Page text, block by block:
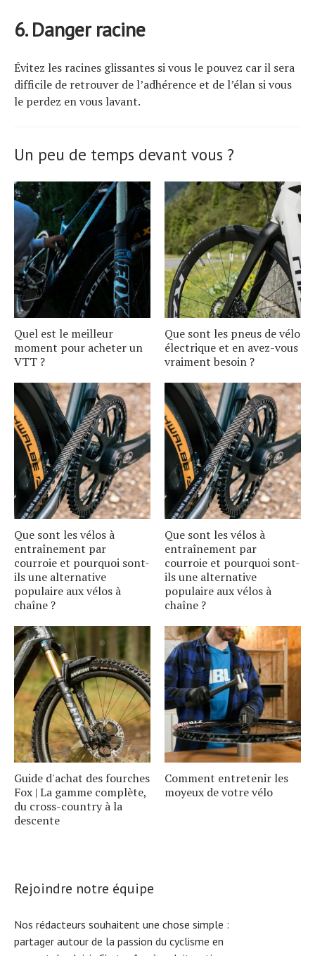
6. Danger racine
Évitez les racines glissantes si vous le pouvez car il sera
difficile de retrouver de l’adhérence et de l’élan si vous
le perdez en vous lavant.
Un peu de temps devant vous ?
Quel est le meilleur
moment pour acheter un
VTT ?
Que sont les pneus de vélo
électrique et en avez-vous
vraiment besoin ?
Que sont les vélos à
entraînement par
courroie et pourquoi sont-
ils une alternative
populaire aux vélos à
chaîne ?
Que sont les vélos à
entraînement par
courroie et pourquoi sont-
ils une alternative
populaire aux vélos à
chaîne ?
Guide d'achat des fourches
Fox | La gamme complète,
du cross-country à la
descente
Comment entretenir les
moyeux de votre vélo
Rejoindre notre équipe
Nos rédacteurs souhaitent une chose simple :
partager autour de la passion du cyclisme en